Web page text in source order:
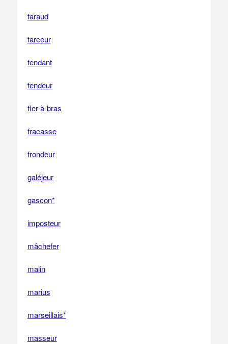
faraud
farceur
fendant
fendeur
fier-à-bras
fracasse
frondeur
galéjeur
gascon*
imposteur
mâchefer
malin
marius
marseillais*
masseur